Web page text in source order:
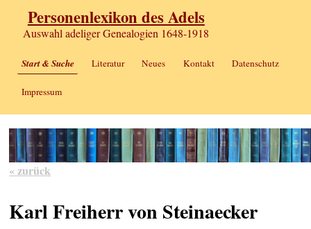
Personenlexikon des Adels
Auswahl adeliger Genealogien 1648-1918
Start & Suche Literatur Neues Kontakt Datenschutz
Impressum
« zurück
Karl Freiherr von Steinaecker